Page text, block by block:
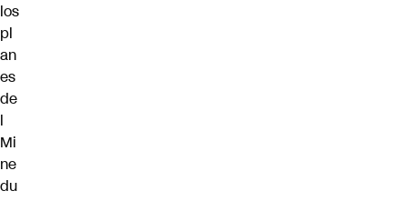
los
pl
an
es
de
l
Mi
ne
du